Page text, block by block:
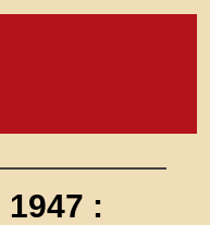
: